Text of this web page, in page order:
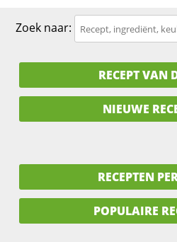
Zoek naar:
RECEPT VAN
NIEUWE
RECEPTEN
POPULAIRE